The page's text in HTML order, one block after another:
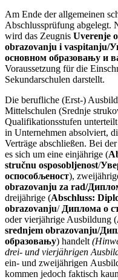
Am Ende der allgemeinen
Abschlussprüfung abgelegt.
wird das Zeugnis Uverenje
obrazovanju i vaspitanju/
основном образовању и
Voraussetzung für die
Sekundarschulen darstellt.
Die berufliche (Erst-)
Mittelschulen (Srednje
Qualifikationsstufen
in Unternehmen absolviert,
Verträge abschließen. Bei
es sich um eine einjährige (
stručnu osposobljenost/
оспособљеност),
obrazovanju za rad/
dreijährige (Abschluss:
obrazovanju/ Диплома о
oder vierjährige Ausbildung (
srednjem obrazovanju/
образовању) handelt
drei- und vierjährigen
ein- und zweijährigen
kommen jedoch faktisch